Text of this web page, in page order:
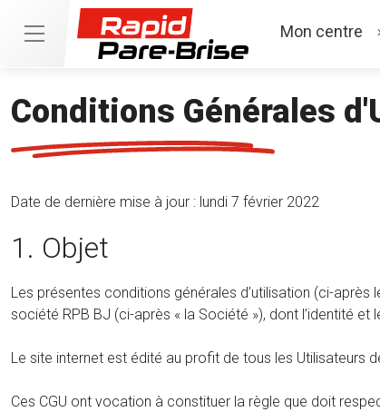
Mon centre
Conditions Générales
Date de dernière mise à jour : lundi 7 février 2022
1. Objet
Les présentes conditions générales d’utilisation (ci-après
société RPB BJ (ci-après « la Société »), dont l’identité et
Le site internet est édité au profit de tous les Utilisateurs
Ces CGU ont vocation à constituer la règle que doit